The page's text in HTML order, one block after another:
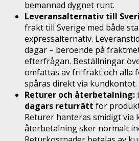
bemannad dygnet runt.
Leveransalternativ till
frakt till Sverige med både
expressalternativ.
dagar – beroende på
efterfrågan. Beställningar
omfattas av fri frakt och alla
spåras direkt via kundkontot.
Returer och återbetalning:
dagars returrätt för
Returer hanteras smidigt via
återbetalning sker normalt